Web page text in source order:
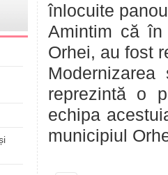
înlocuite
Amintim că
Orhei, au fost
reprezintă o
echipa
municipiul